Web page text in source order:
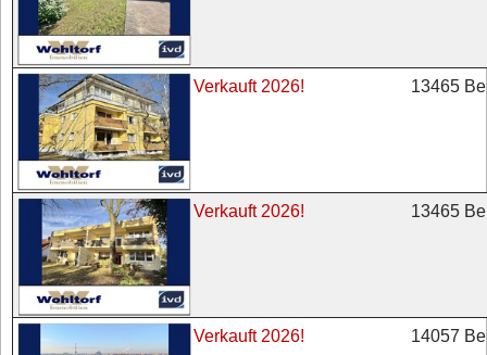
Verkauft 2026! 13465
Verkauft 2026! 13465
Verkauft 2026! 14057